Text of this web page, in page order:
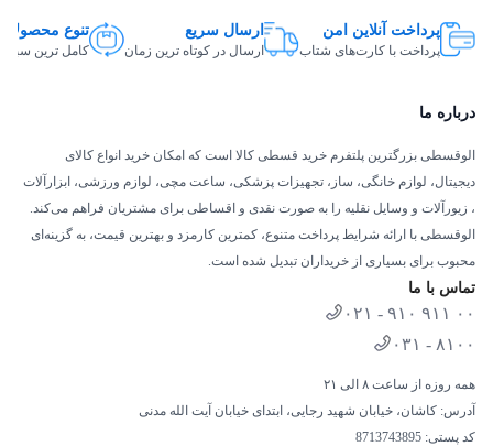
پرداخت آنلاین امن
پرداخت با کارت‌های شتاب
ارسال سریع
ارسال در کوتاه ترین زمان
تنوع
کامل ترین سبد
تماس با ما
۰۲۱ - ۹۱۰ ۹۱۱ ۰۰
۰۳۱ - ۸۱۰۰
همه روزه از ساعت ۸ الی ۲۱
آدرس: کاشان، خیابان شهید رجایی، ابتدای خیابان آیت الله مدنی
کد پستی: 8713743895
درباره ما
الوقسطی بزرگترین پلتفرم خرید قسطی کالا است که امکان خرید انواع کالای
دیجیتال، لوازم خانگی، ساز، تجهیزات پزشکی، ساعت مچی، لوازم ورزشی، ابزارآلات
، زیورآلات و وسایل نقلیه را به صورت نقدی و اقساطی برای مشتریان فراهم می‌کند.
الوقسطی با ارائه شرایط پرداخت متنوع، کمترین کارمزد و بهترین قیمت، به گزینه‌ای
محبوب برای بسیاری از خریداران تبدیل شده است.